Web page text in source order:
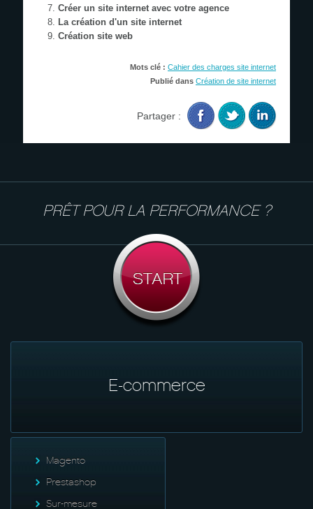
Créer un site internet avec votre agence
La création d'un site internet
Création site web
Mots clé : Cahier des charges site internet
Publié dans Création de site internet
Partager :
PRÊT POUR LA PERFORMANCE ?
E-commerce
Magento
Prestashop
Sur-mesure